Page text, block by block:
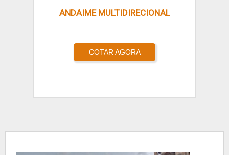
ANDAIME MULTIDIRECIONAL
COTAR AGORA